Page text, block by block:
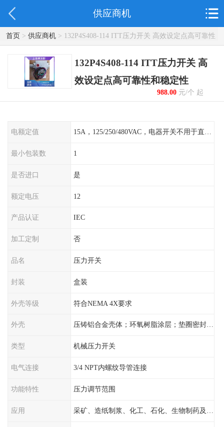
供应商机
首页> 供应商机> 132P4S408-114 ITT压力开关 高效设定点高可靠性
和稳定性
132P4S408-114 ITT压力开关 高
效设定点高可靠性和稳定性
988.00元/个 起
电额定值
最小包装数 1
是否进口 是
额定电压 12
产品认证 IEC
加工定制 否
品名 压力开关
封装 盒装
外壳等级 符合NEMA 4X要求
外壳 压铸铝合金壳体；环氧树脂涂层；垫圈密封；卡紧螺丝
类型 机械压力开关
电气连接 3/4 NPT内螺纹导管连接
功能特性 压力调节范围
应用